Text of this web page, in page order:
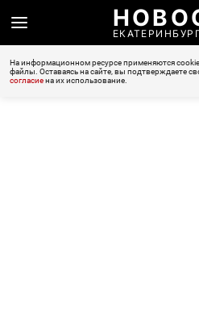
На информационном ресурсе применяются
файлы. Оставаясь на сайте, вы подтверждаете
согласиена их использование.